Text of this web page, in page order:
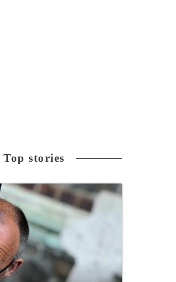
Top stories